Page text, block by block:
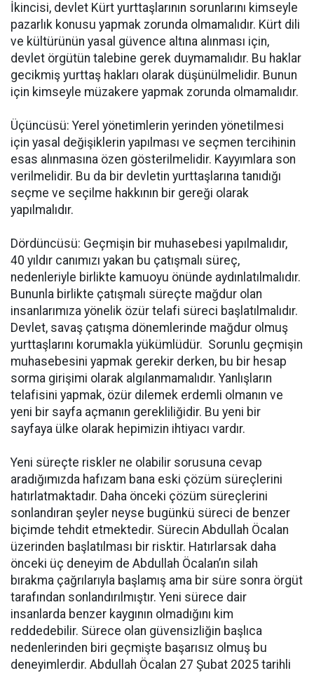
İkincisi, devlet Kürt yurttaşlarının sorunlarını kimseyle
pazarlık konusu yapmak zorunda olmamalıdır. Kürt dili
ve kültürünün yasal güvence altına alınması için,
devlet örgütün talebine gerek duymamalıdır. Bu haklar
gecikmiş yurttaş hakları olarak düşünülmelidir. Bunun
için kimseyle müzakere yapmak zorunda olmamalıdır.
Üçüncüsü: Yerel yönetimlerin yerinden yönetilmesi
için yasal değişiklerin yapılması ve seçmen tercihinin
esas alınmasına özen gösterilmelidir. Kayyımlara son
verilmelidir. Bu da bir devletin yurttaşlarına tanıdığı
seçme ve seçilme hakkının bir gereği olarak
yapılmalıdır.
Dördüncüsü: Geçmişin bir muhasebesi yapılmalıdır,
40 yıldır canımızı yakan bu çatışmalı süreç,
nedenleriyle birlikte kamuoyu önünde aydınlatılmalıdır.
Bununla birlikte çatışmalı süreçte mağdur olan
insanlarımıza yönelik özür telafi süreci başlatılmalıdır.
Devlet, savaş çatışma dönemlerinde mağdur olmuş
yurttaşlarını korumakla yükümlüdür. Sorunlu geçmişin
muhasebesini yapmak gerekir derken, bu bir hesap
sorma girişimi olarak algılanmamalıdır. Yanlışların
telafisini yapmak, özür dilemek erdemli olmanın ve
yeni bir sayfa açmanın gerekliliğidir. Bu yeni bir
sayfaya ülke olarak hepimizin ihtiyacı vardır.
Yeni süreçte riskler ne olabilir sorusuna cevap
aradığımızda hafızam bana eski çözüm süreçlerini
hatırlatmaktadır. Daha önceki çözüm süreçlerini
sonlandıran şeyler neyse bugünkü süreci de benzer
biçimde tehdit etmektedir. Sürecin Abdullah Öcalan
üzerinden başlatılması bir risktir. Hatırlarsak daha
önceki üç deneyim de Abdullah Öcalan’ın silah
bırakma çağrılarıyla başlamış ama bir süre sonra örgüt
tarafından sonlandırılmıştır. Yeni sürece dair
insanlarda benzer kaygının olmadığını kim
reddedebilir. Sürece olan güvensizliğin başlıca
nedenlerinden biri geçmişte başarısız olmuş bu
deneyimlerdir. Abdullah Öcalan 27 Şubat 2025 tarihli